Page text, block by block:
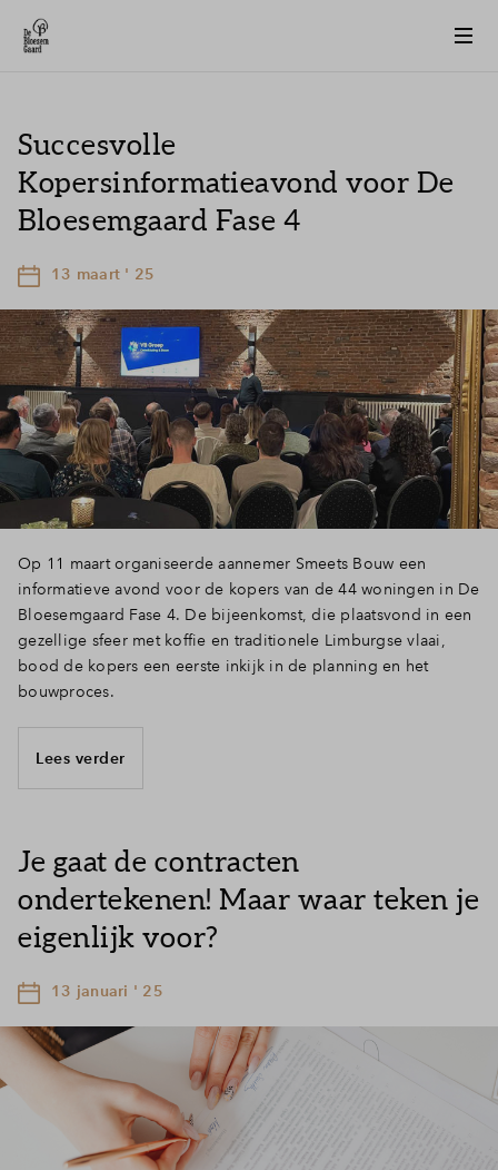
Inloggen
Succesvolle
Kopersinformatieavond voor De
Bloesemgaard Fase 4
13 maart ' 25
Op 11 maart organiseerde aannemer Smeets Bouw een
informatieve avond voor de kopers van de 44 woningen in De
Bloesemgaard Fase 4. De bijeenkomst, die plaatsvond in een
gezellige sfeer met koffie en traditionele Limburgse vlaai,
bood de kopers een eerste inkijk in de planning en het
bouwproces.
Lees verder
Je gaat de contracten
ondertekenen! Maar waar teken je
eigenlijk voor?
13 januari ' 25